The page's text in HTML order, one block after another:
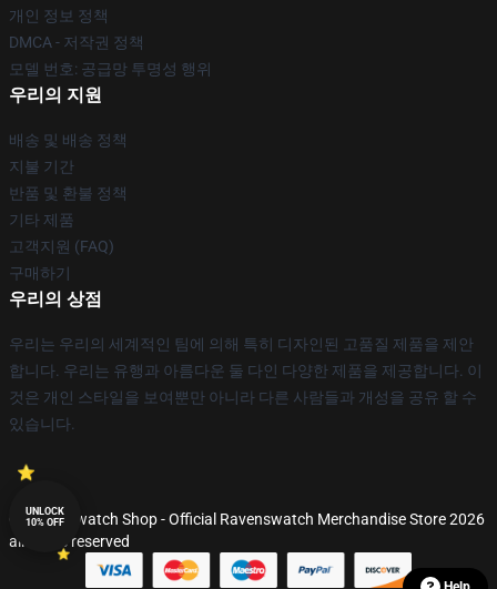
개인 정보 정책
DMCA - 저작권 정책
모델 번호: 공급망 투명성 행위
우리의 지원
배송 및 배송 정책
지불 기간
반품 및 환불 정책
기타 제품
고객지원 (FAQ)
구매하기
우리의 상점
우리는 우리의 세계적인 팀에 의해 특히 디자인된 고품질 제품을 제안
합니다. 우리는 유행과 아름다운 둘 다인 다양한 제품을 제공합니다. 이
것은 개인 스타일을 보여뿐만 아니라 다른 사람들과 개성을 공유 할 수
있습니다.
© Ravenswatch Shop - Official Ravenswatch Merchandise Store 2026
all rights reserved
UNLOCK
10% OFF